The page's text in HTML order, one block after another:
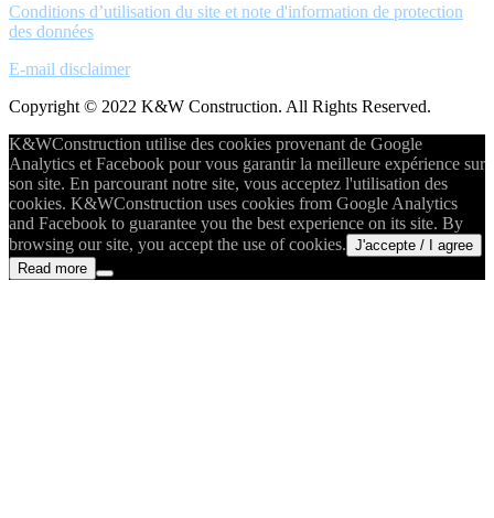
Conditions d’utilisation du site et note d'information de protection
des données
E-mail disclaimer
Copyright © 2022 K&W Construction. All Rights Reserved.
K&WConstruction utilise des cookies provenant de Google
Analytics et Facebook pour vous garantir la meilleure expérience sur
son site. En parcourant notre site, vous acceptez l'utilisation des
cookies. K&WConstruction uses cookies from Google Analytics
and Facebook to guarantee you the best experience on its site. By
browsing our site, you accept the use of cookies. J'accepte / I agree
Read more